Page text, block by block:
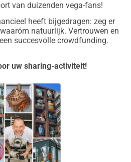
waar zónder vis
wordt. Bovendien
voor een
ook geplakt wordt op
kreeft en
voor u als
alleen een
van duizenden vega-fans!
heeft bijgedragen: zeg er
natuurlijk. Vertrouwen en
succesvolle crowdfunding.
uw sharing-activiteit!